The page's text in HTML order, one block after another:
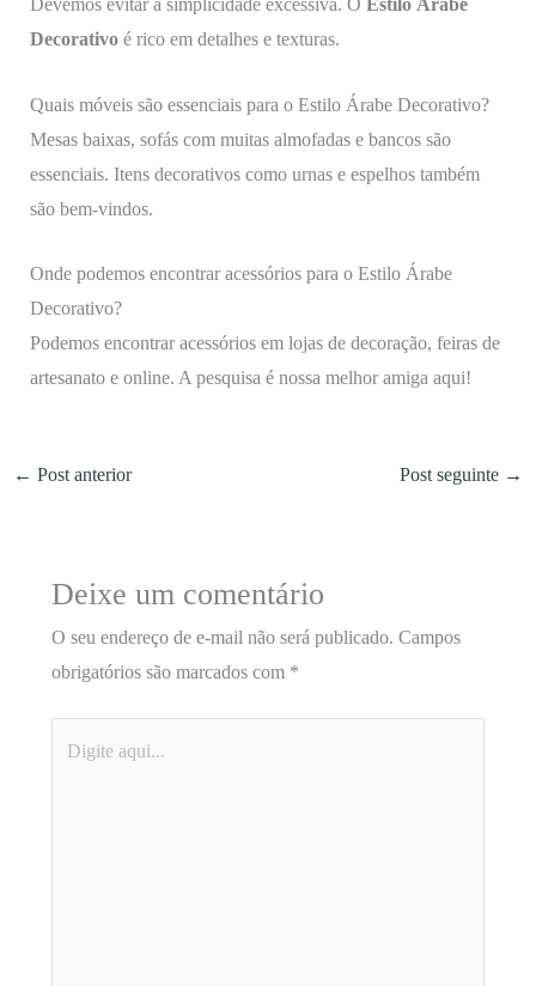
Devemos evitar a simplicidade excessiva. O Estilo Árabe
Decorativoé rico em detalhes e texturas.
Quais móveis são essenciais para o Estilo Árabe Decorativo?
Mesas baixas, sofás com muitas almofadas e bancos são
essenciais. Itens decorativos como urnas e espelhos também
são bem-vindos.
Onde podemos encontrar acessórios para o Estilo Árabe
Decorativo?
Podemos encontrar acessórios em lojas de decoração, feiras de
artesanato e online. A pesquisa é nossa melhor amiga aqui!
← Post anterior Post seguinte →
Deixe um comentário
O seu endereço de e-mail não será publicado. Campos
obrigatórios são marcados com *